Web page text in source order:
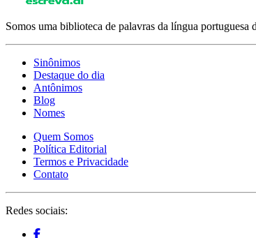
Somos uma biblioteca de palavras da língua
Sinônimos
Destaque do dia
Antônimos
Blog
Nomes
Quem Somos
Política Editorial
Termos e Privacidade
Contato
Redes sociais: